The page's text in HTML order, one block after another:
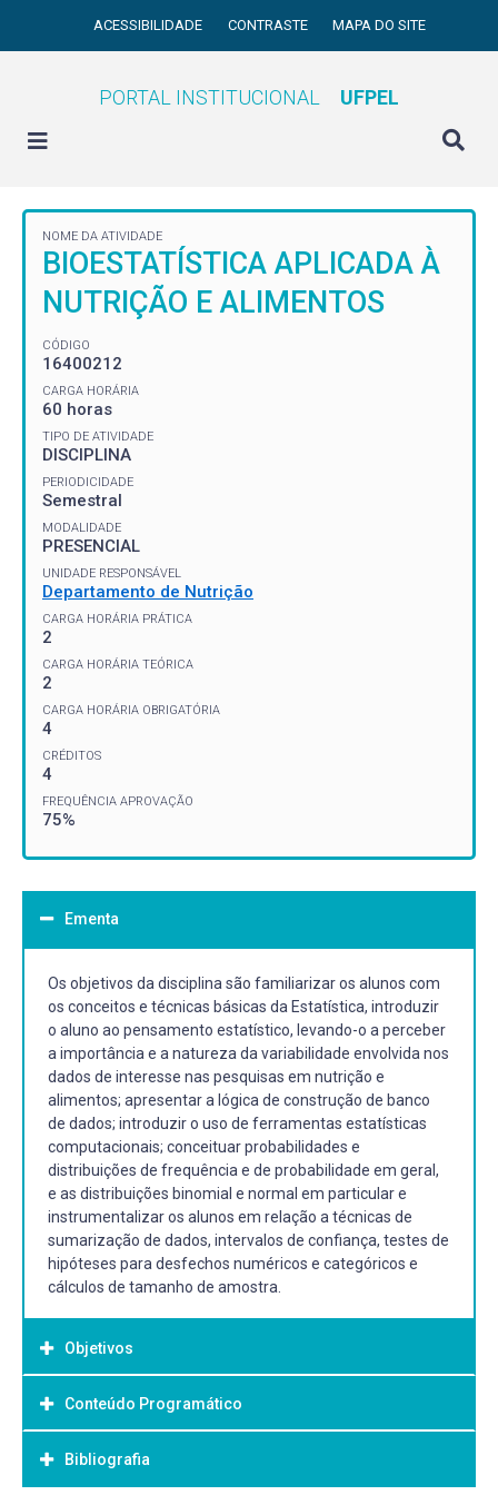
ACESSIBILIDADE CONTRASTE MAPA DO SITE
PORTAL INSTITUCIONAL UFPEL
NOME DA ATIVIDADE
BIOESTATÍSTICA APLICADA À
NUTRIÇÃO E ALIMENTOS
CÓDIGO
16400212
CARGA HORÁRIA
60 horas
TIPO DE ATIVIDADE
DISCIPLINA
PERIODICIDADE
Semestral
MODALIDADE
PRESENCIAL
UNIDADE RESPONSÁVEL
Departamento de Nutrição
CARGA HORÁRIA PRÁTICA
2
CARGA HORÁRIA TEÓRICA
2
CARGA HORÁRIA OBRIGATÓRIA
4
CRÉDITOS
4
FREQUÊNCIA APROVAÇÃO
75%
Ementa
Os objetivos da disciplina são familiarizar os alunos com
os conceitos e técnicas básicas da Estatística, introduzir
o aluno ao pensamento estatístico, levando-o a perceber
a importância e a natureza da variabilidade envolvida nos
dados de interesse nas pesquisas em nutrição e
alimentos; apresentar a lógica de construção de banco
de dados; introduzir o uso de ferramentas estatísticas
computacionais; conceituar probabilidades e
distribuições de frequência e de probabilidade em geral,
e as distribuições binomial e normal em particular e
instrumentalizar os alunos em relação a técnicas de
sumarização de dados, intervalos de confiança, testes de
hipóteses para desfechos numéricos e categóricos e
cálculos de tamanho de amostra.
Objetivos
Objetivo Geral:
Familiarizar os alunos com os conceitos e técnicas
básicas da Estatística.
Conteúdo Programático
1. Tipos de variáveis. Representação tabular e gráfica e
distribuição de frequência
Bibliografia